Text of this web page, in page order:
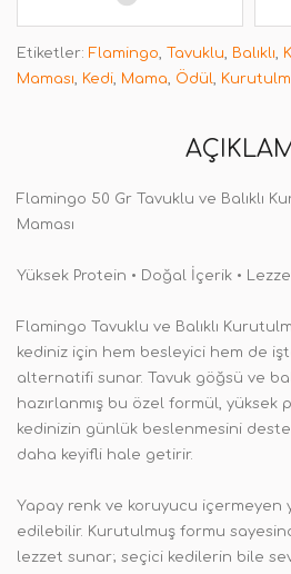
Etiketler: Flamingo, Tavuklu, Balıklı,
Maması, Kedi, Mama, Ödül,
Flamingo 50 Gr Tavuklu ve Balıklı
Maması
Yüksek Protein • Doğal İçerik •
Flamingo Tavuklu ve Balıklı
kediniz için hem besleyici hem de
alternatifi sunar. Tavuk göğsü ve
hazırlanmış bu özel formül, yüksek
kedinizin günlük beslenmesini
daha keyifli hale getirir.
Yapay renk ve koruyucu içermeyen
edilebilir. Kurutulmuş formu
lezzet sunar; seçici kedilerin bile